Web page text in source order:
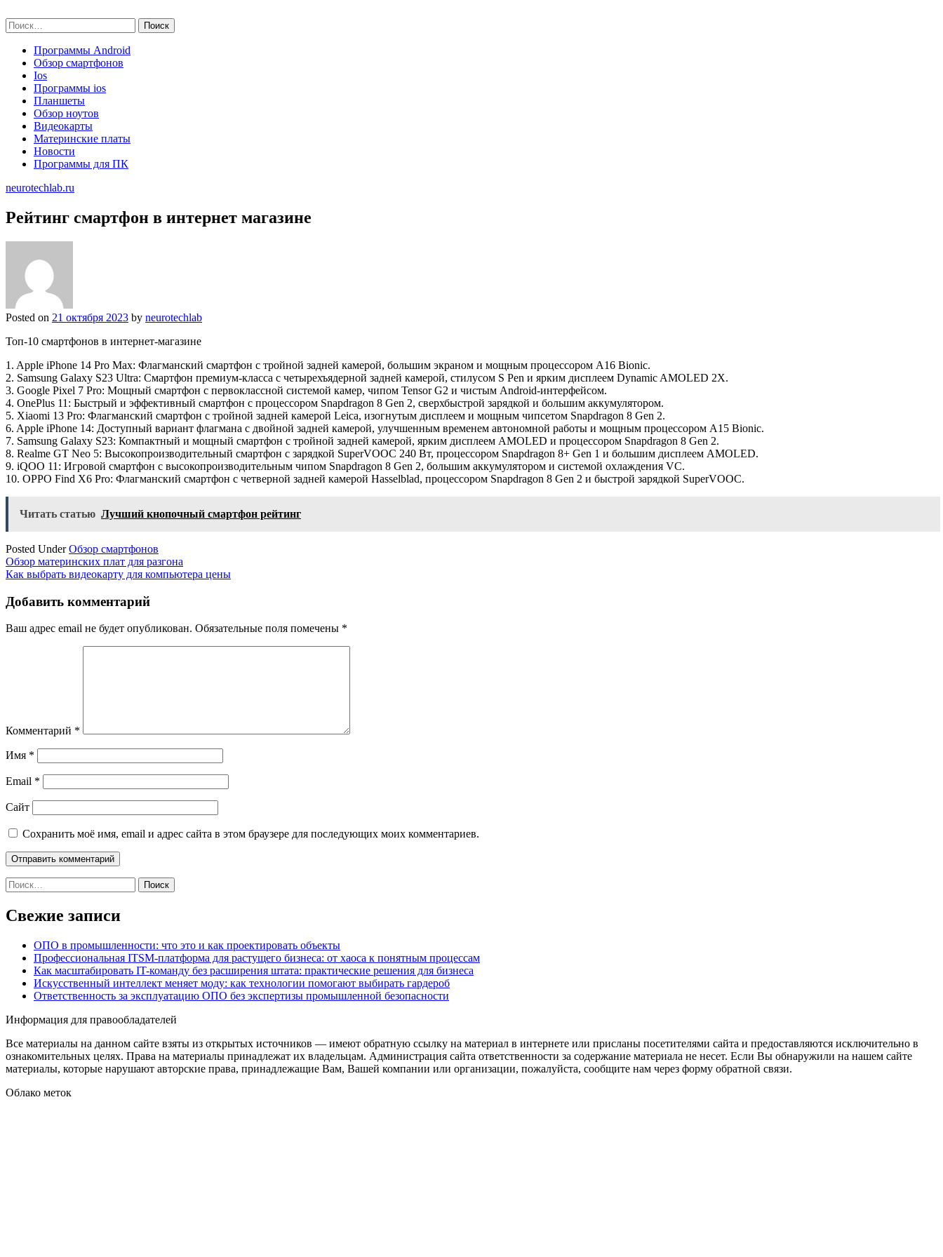
to
content
Найти:
Программы Android
Обзор смартфонов
Ios
Программы ios
Планшеты
Обзор ноутов
Видеокарты
Материнские платы
Новости
Программы для ПК
neurotechlab.ru
Рейтинг смартфон в интернет магазине
Posted on 21 октября 2023 by neurotechlab
Топ-10 смартфонов в интернет-магазине
1. Apple iPhone 14 Pro Max: Флагманский смартфон с тройной задней камерой, большим экраном и мощным процессором A16 Bionic.
2. Samsung Galaxy S23 Ultra: Смартфон премиум-класса с четырехъядерной задней камерой, стилусом S Pen и ярким дисплеем Dynamic AMOLED 2X.
3. Google Pixel 7 Pro: Мощный смартфон с первоклассной системой камер, чипом Tensor G2 и чистым Android-интерфейсом.
4. OnePlus 11: Быстрый и эффективный смартфон с процессором Snapdragon 8 Gen 2, сверхбыстрой зарядкой и большим аккумулятором.
5. Xiaomi 13 Pro: Флагманский смартфон с тройной задней камерой Leica, изогнутым дисплеем и мощным чипсетом Snapdragon 8 Gen 2.
6. Apple iPhone 14: Доступный вариант флагмана с двойной задней камерой, улучшенным временем автономной работы и мощным процессором A15 Bionic.
7. Samsung Galaxy S23: Компактный и мощный смартфон с тройной задней камерой, ярким дисплеем AMOLED и процессором Snapdragon 8 Gen 2.
8. Realme GT Neo 5: Высокопроизводительный смартфон с зарядкой SuperVOOC 240 Вт, процессором Snapdragon 8+ Gen 1 и большим дисплеем AMOLED.
9. iQOO 11: Игровой смартфон с высокопроизводительным чипом Snapdragon 8 Gen 2, большим аккумулятором и системой охлаждения VC.
10. OPPO Find X6 Pro: Флагманский смартфон с четверной задней камерой Hasselblad, процессором Snapdragon 8 Gen 2 и быстрой зарядкой SuperVOOC.
Читать статью Лучший кнопочный смартфон рейтинг
Posted UnderОбзор смартфонов
Навигация
по
записям
Обзор материнских плат для разгона
Как выбрать видеокарту для компьютера цены
Добавить комментарий
Ваш адрес email не будет опубликован. Обязательные поля помечены *
Комментарий *
Имя *
Email *
Сайт
Сохранить моё имя, email и адрес сайта в этом браузере для последующих моих комментариев.
Найти:
Свежие записи
ОПО в промышленности: что это и как проектировать объекты
Профессиональная ITSM-платформа для растущего бизнеса: от хаоса к понятным процессам
Как масштабировать IT-команду без расширения штата: практические решения для бизнеса
Искусственный интеллект меняет моду: как технологии помогают выбирать гардероб
Ответственность за эксплуатацию ОПО без экспертизы промышленной безопасности
Информация для правообладателей
Все материалы на данном сайте взяты из открытых источников — имеют обратную ссылку на материал в интернете или присланы посетителями сайта и предоставляются исключительно в
ознакомительных целях. Права на материалы принадлежат их владельцам. Администрация сайта ответственности за содержание материала не несет. Если Вы обнаружили на нашем сайте
материалы, которые нарушают авторские права, принадлежащие Вам, Вашей компании или организации, пожалуйста, сообщите нам через форму обратной связи.
Облако меток